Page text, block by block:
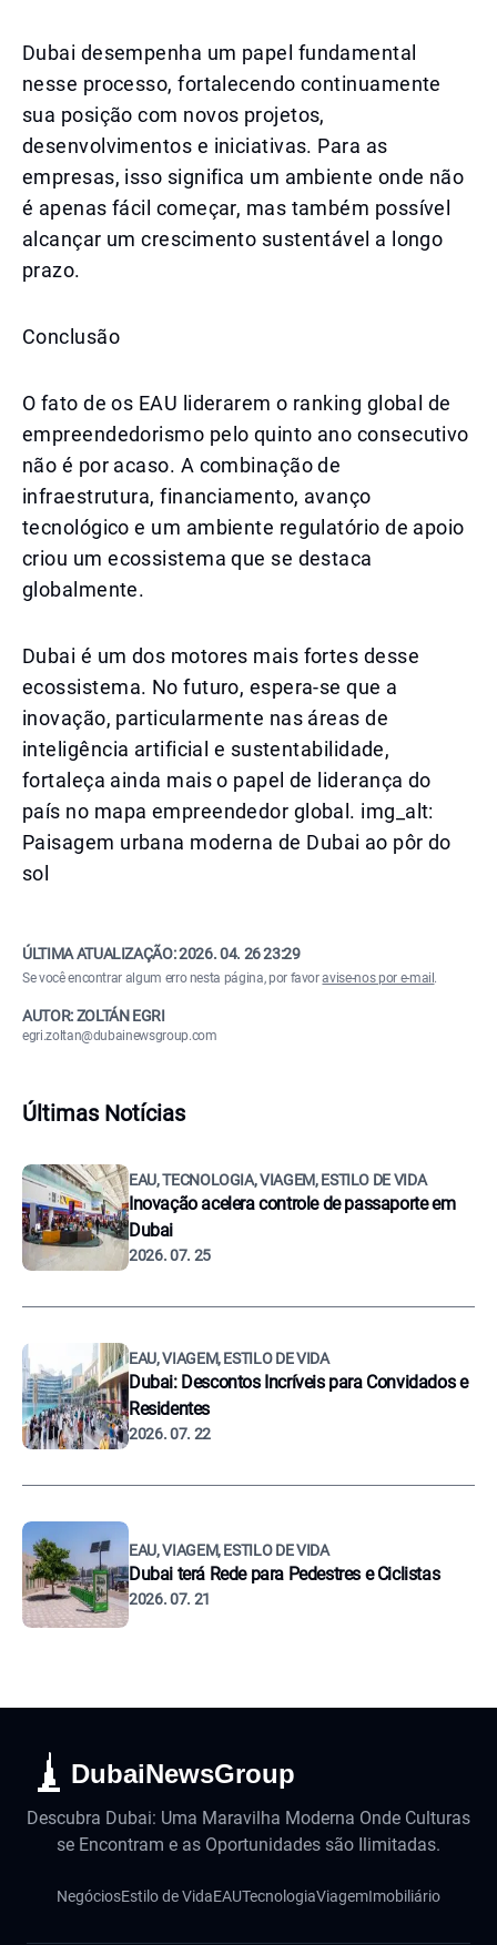
Dubai desempenha um papel fundamental
nesse processo, fortalecendo continuamente
sua posição com novos projetos,
desenvolvimentos e iniciativas. Para as
empresas, isso significa um ambiente onde não
é apenas fácil começar, mas também possível
alcançar um crescimento sustentável a longo
prazo.
Conclusão
O fato de os EAU liderarem o ranking global de
empreendedorismo pelo quinto ano consecutivo
não é por acaso. A combinação de
infraestrutura, financiamento, avanço
tecnológico e um ambiente regulatório de apoio
criou um ecossistema que se destaca
globalmente.
Dubai é um dos motores mais fortes desse
ecossistema. No futuro, espera-se que a
inovação, particularmente nas áreas de
inteligência artificial e sustentabilidade,
fortaleça ainda mais o papel de liderança do
país no mapa empreendedor global. img_alt:
Paisagem urbana moderna de Dubai ao pôr do
sol
ÚLTIMA ATUALIZAÇÃO:2026. 04. 26 23:29
Se você encontrar algum erro nesta página, por favoravise-nos por e-mail .
AUTOR: ZOLTÁN EGRI
egri.zoltan@dubainewsgroup.com
Últimas Notícias
EAU, TECNOLOGIA, VIAGEM, ESTILO DE VIDA
Inovação acelera controle de passaporte em
Dubai
2026. 07. 25
EAU, VIAGEM, ESTILO DE VIDA
Dubai: Descontos Incríveis para Convidados e
Residentes
2026. 07. 22
EAU, VIAGEM, ESTILO DE VIDA
Dubai terá Rede para Pedestres e Ciclistas
2026. 07. 21
DubaiNewsGroup
Descubra Dubai: Uma Maravilha Moderna Onde Culturas
se Encontram e as Oportunidades são Ilimitadas.
NegóciosEstilo de VidaEAUTecnologiaViagemImobiliário